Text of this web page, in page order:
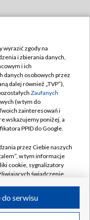
w likwidacji
wyrazić zgody na
i zbierania danych,
i ich
danych osobowych przez
dalej również „TVP”),
Zaufanych
(w tym do
zainteresowań i
wskazujemy poniżej, a
PPID do Google.
przez Ciebie naszych
w tym informacje
cookie, sygnalizatory
świadczenie
serwisu